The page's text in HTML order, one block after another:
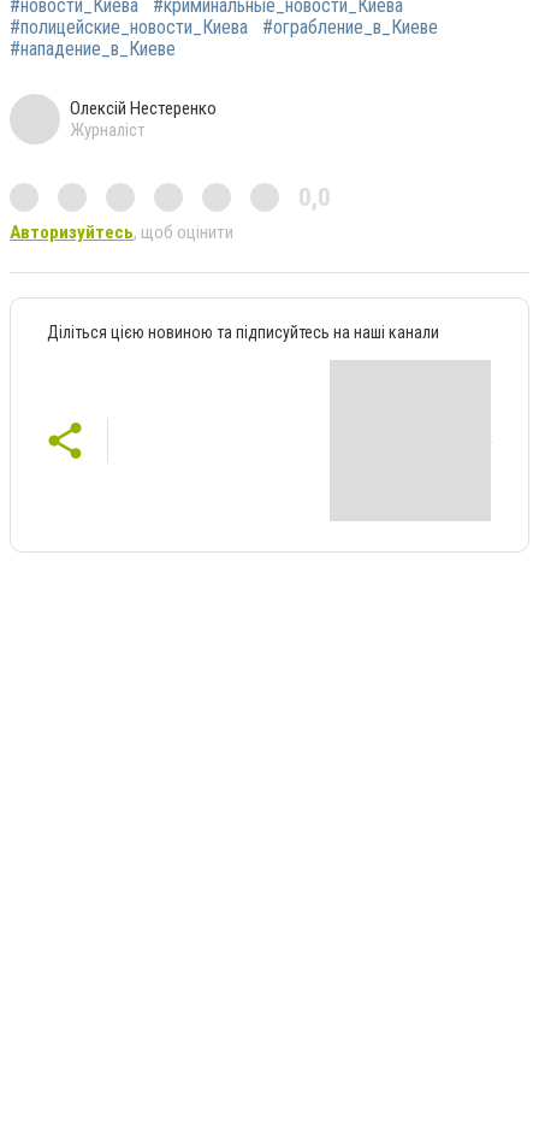
#новости_Киева
#криминальные_новости_Киева
#полицейские_новости_Киева
#ограбление_в_Киеве
#нападение_в_Киеве
Олексій Нестеренко
Журналіст
0,0
Авторизуйтесь, щоб оцінити
Діліться цією новиною та підписуйтесь на наші канали